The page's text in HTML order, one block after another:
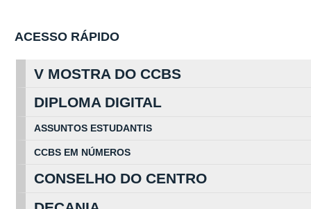
ACESSO RÁPIDO
V MOSTRA DO CCBS
DIPLOMA DIGITAL
ASSUNTOS ESTUDANTIS
CCBS EM NÚMEROS
CONSELHO DO CENTRO